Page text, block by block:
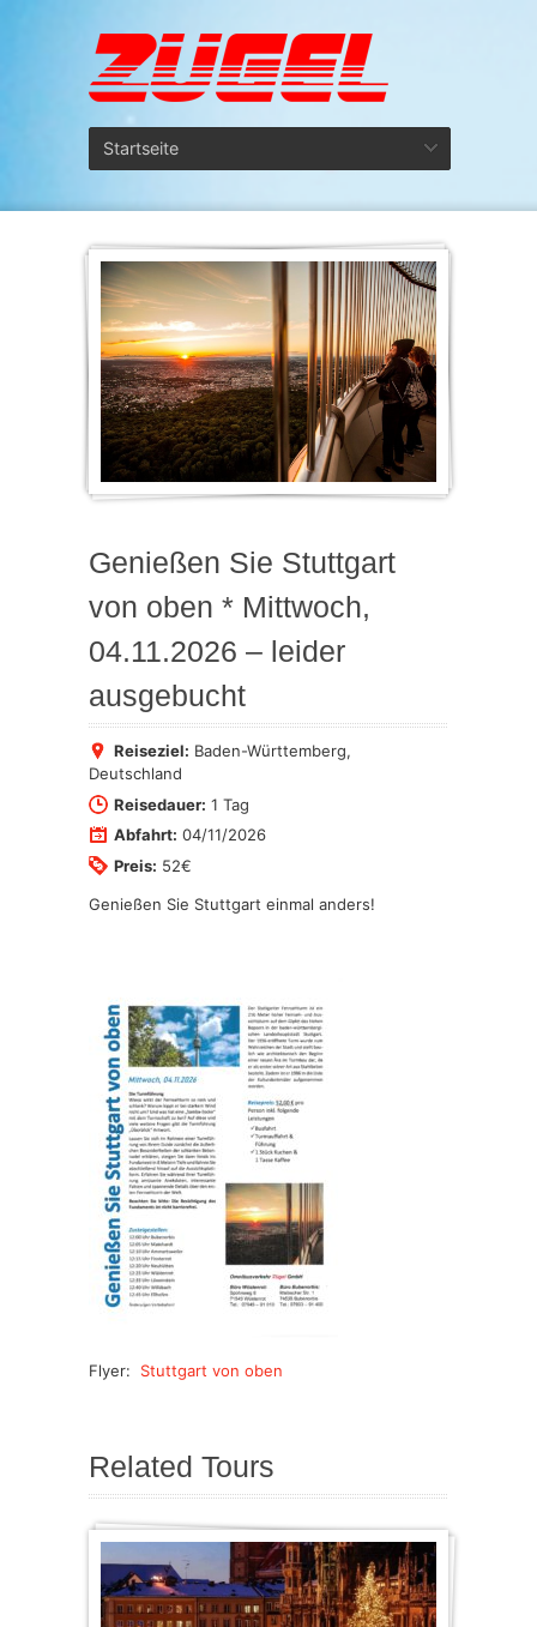
Startseite
Genießen Sie Stuttgart
von oben * Mittwoch,
04.11.2026 – leider
ausgebucht
Reiseziel: Baden-Württemberg,
Deutschland
Reisedauer: 1 Tag
Abfahrt: 04/11/2026
Preis: 52€
Genießen Sie Stuttgart einmal anders!
Flyer: Stuttgart von oben
Related Tours